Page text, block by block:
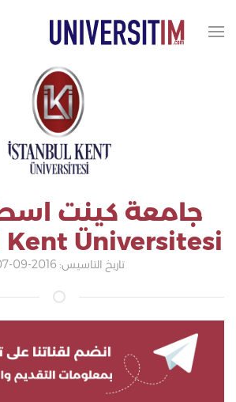
جامعة كينت
Üniversitesi
تاريخ التاسيس: 2016-09-07